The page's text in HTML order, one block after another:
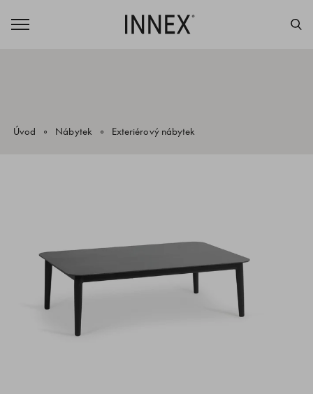
Úvod Nábytek Exteriérový nábytek